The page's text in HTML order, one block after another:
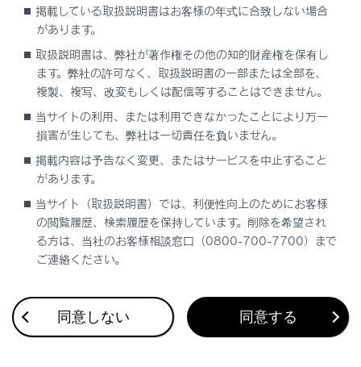
こちらからお気軽に利用ください。
QRコードはこちら
受付時間
09:00～17:00
ご愛用車のお問い合わせは、自動車検査証（車検証）
「個人情報保護方針」については、
https://lexus.jp/privacy_policy/
にて掲載しておりま
す。
掲載している取扱説明書はお客様の年式に合致しない場合
があります。
取扱説明書は、弊社が著作権その他の知的財産権を保有し
ます。弊社の許可なく、取扱説明書の一部または全部を、
複製、複写、改変もしくは配信等することはできません。
当サイトの利用、または利用できなかったことにより万一
損害が生じても、弊社は一切責任を負いません。
掲載内容は予告なく変更、またはサービスを中止すること
があります。
当サイト（取扱説明書）では、利便性向上のためにお客様
の閲覧履歴、検索履歴を保持しています。削除を希望され
る方は、当社のお客様相談窓口（0800-700-7700）まで
ご連絡ください。
同意しない 同意する